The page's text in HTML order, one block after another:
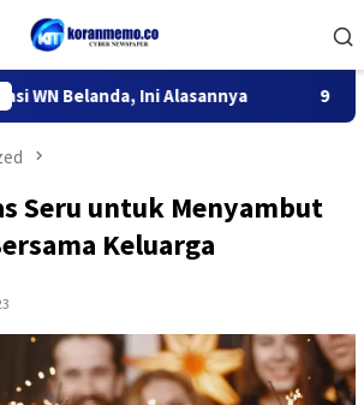
Ini Alasannya 9 Desa di 6
Seru untuk Menyambut
Keluarga